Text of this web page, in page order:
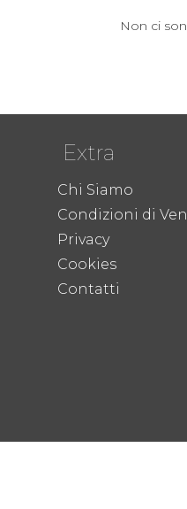
Non ci
Extra
Chi Siamo
Condizioni di
Privacy
Cookies
Contatti